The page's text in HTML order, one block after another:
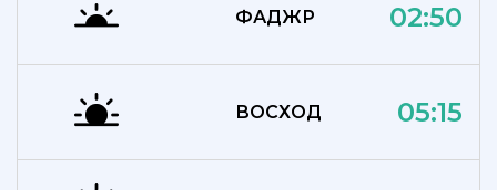
ФАДЖР 02:50
ВОСХОД 05:15